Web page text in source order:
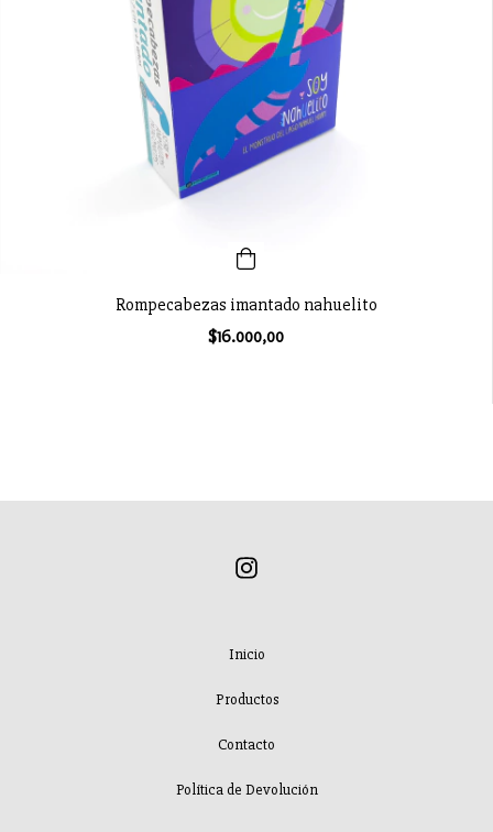
Rompecabezas imantado nahuelito
$16.000,00
Inicio
Productos
Contacto
Política de Devolución